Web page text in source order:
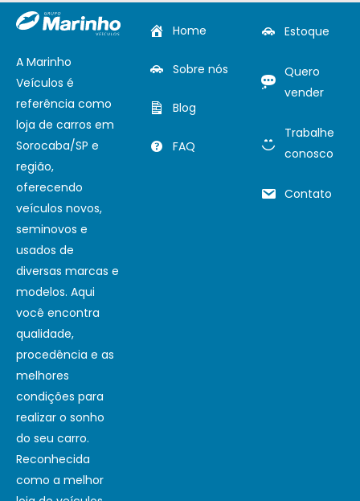
A Marinho
Veículos é
referência como
loja de carros em
Sorocaba/SP e
região,
oferecendo
veículos novos,
seminovos e
usados de
diversas marcas e
modelos. Aqui
você encontra
qualidade,
procedência e as
melhores
condições para
realizar o sonho
do seu carro.
Reconhecida
como a melhor
Home
Sobre nós
Blog
FAQ
Estoque
Quero
vender
Trabalhe
conosco
Contato